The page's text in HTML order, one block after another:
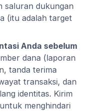
saluran dukungan
(itu adalah target
Anda sebelum
dana (laporan
tanda terima
transaksi, dan
identitas. Kirim
menghindari